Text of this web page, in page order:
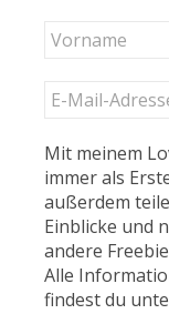
Mit meinem
immer als
außerdem
Einblicke und
andere
Alle
findest du